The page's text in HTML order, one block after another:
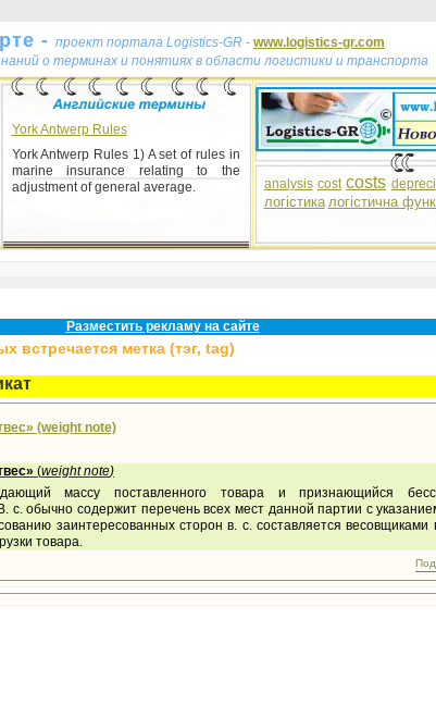
- проект портала Logistics-GR - www.logistics-gr.com
о терминах и понятиях в области логистики и транспорта
York Antwerp Rules
York Antwerp Rules 1) A set of rules in
marine insurance relating to the
adjustment of general average.
analysis cost costs
логістика логістична
Разместить рекламу на сайте
встречается метка (тэг, tag)
(weight note)
(weight note)
массу поставленного товара и признающийся
с. обычно содержит перечень всех мест данной партии с
заинтересованных сторон в. с. составляется весовщиками
товара.